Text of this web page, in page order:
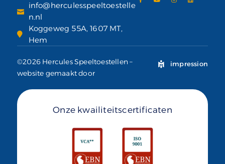
info@herculesspeeltoestelle
n.nl
Koggeweg 55A, 1607 MT,
Hem
©2026 Hercules Speeltoestellen –
website gemaakt door
impression
Onze kwailiteitscertificaten